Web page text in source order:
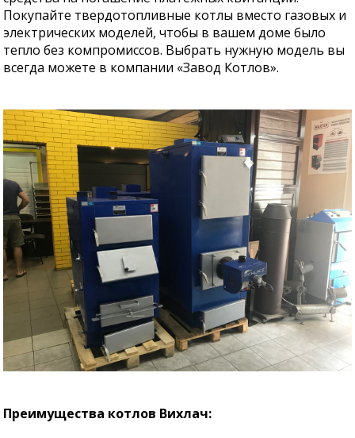
Покупайте твердотопливные котлы вместо газовых и
электрических моделей, чтобы в вашем доме было
тепло без компромиссов. Выбрать нужную модель вы
всегда можете в компании «Завод Котлов».
Преимущества котлов Вихлач: